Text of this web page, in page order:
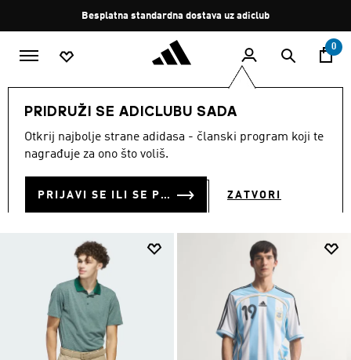
Zaustavi
rotaciju
Besplatna standardna dostava uz adiclub
0
PRIDRUŽI SE ADICLUBU SADA
Otkrij najbolje strane adidasa - članski program koji te
nagrađuje za ono što voliš.
PRIJAVI SE ILI SE PRIDRUŽI SADA ZATVORI
MUŠKARCI Odjeća
ODJEĆA